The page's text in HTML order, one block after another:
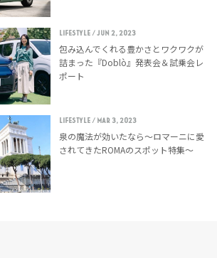
LIFESTYLE / Jun 2, 2023
包み込んでくれる豊かさとワクワクが
詰まった『Doblò』発表会＆試乗会レ
ポート
LIFESTYLE/ Mar 3, 2023
泉の魔法が効いたなら〜ロマーニに愛
されてきたROMAのスポット特集〜